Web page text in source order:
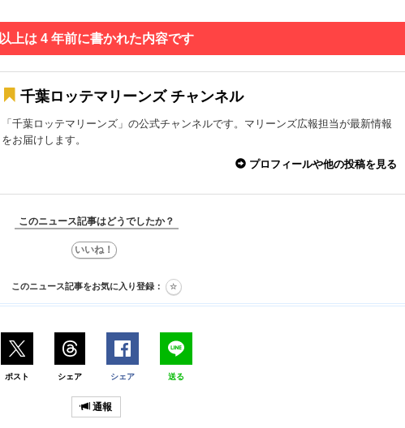
以上は 4 年前に書かれた内容です
千葉ロッテマリーンズ チャンネル
「千葉ロッテマリーンズ」の公式チャンネルです。マリーンズ広報担当が最新情報
をお届けします。
プロフィールや他の投稿を見る
このニュース記事はどうでしたか？
このニュース記事をお気に入り登録：
ポスト シェア シェア 送る
通報